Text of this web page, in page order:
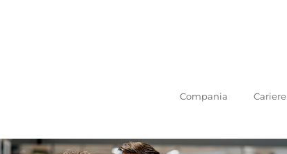
Compania Cariere